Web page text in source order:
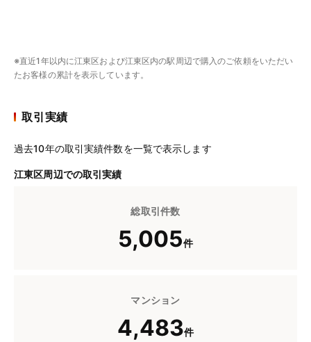
※直近1年以内に江東区および江東区内の駅周辺で購入のご依頼をいただい
たお客様の累計を表示しています。
取引実績
過去10年の取引実績件数を一覧で表示します
江東区周辺での取引実績
総取引件数
5,005件
マンション
4,483件